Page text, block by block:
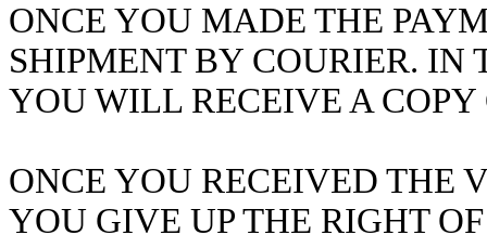
ONCE YOU MADE THE
SHIPMENT BY COURIER. IN
YOU WILL RECEIVE A
ONCE YOU RECEIVED THE
YOU GIVE UP THE RIGHT